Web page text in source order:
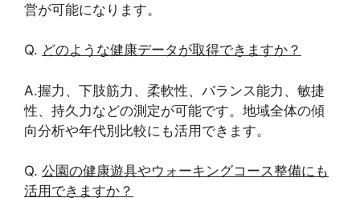
営が可能になります。
Q. どのような健康データが取得できますか？
A.握力、下肢筋力、柔軟性、バランス能力、敏捷
性、持久力などの測定が可能です。地域全体の傾
向分析や年代別比較にも活用できます。
Q. 公園の健康遊具やウォーキングコース整備にも
活用できますか？